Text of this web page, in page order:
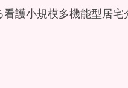
看護小規模多機能型居